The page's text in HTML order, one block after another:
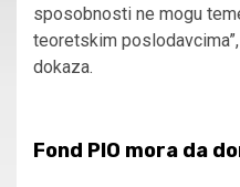
sposobnosti ne mogu
teoretskim
dokaza.
Fond PIO mora da